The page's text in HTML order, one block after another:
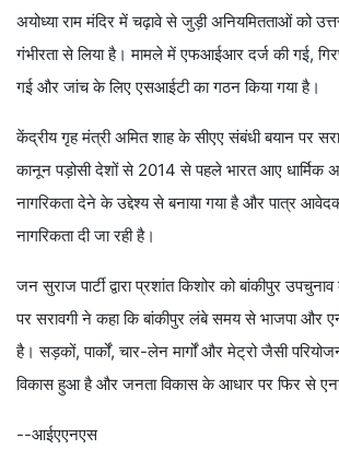
अयोध्या राम मंदिर में चढ़ावे से जुड़ी अनियमितताओं को
गंभीरता से लिया है। मामले में एफआईआर दर्ज की गई,
गई और जांच के लिए एसआईटी का गठन किया गया है।
केंद्रीय गृह मंत्री अमित शाह के सीएए संबंधी बयान पर
कानून पड़ोसी देशों से 2014 से पहले भारत आए धार्मिक
नागरिकता देने के उद्देश्य से बनाया गया है और पात्र
नागरिकता दी जा रही है।
जन सुराज पार्टी द्वारा प्रशांत किशोर को बांकीपुर
पर सरावगी ने कहा कि बांकीपुर लंबे समय से भाजपा और
है। सड़कों, पार्कों, चार-लेन मार्गों और मेट्रो जैसी
विकास हुआ है और जनता विकास के आधार पर फिर से
--आईएएनएस